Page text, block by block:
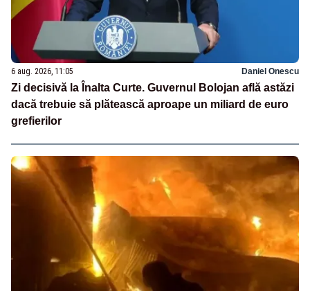
6 aug. 2026, 11:05 Daniel Onescu
Zi decisivă la Înalta Curte. Guvernul Bolojan află astăzi
dacă trebuie să plătească aproape un miliard de euro
grefierilor